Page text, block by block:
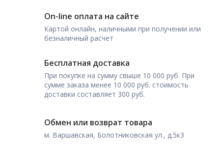
On-line оплата на сайте
Картой онлайн, наличными при получении или
безналичный расчет
Бесплатная доставка
При покупке на сумму свыше 10 000 руб. При
сумме заказа менее 10 000 руб. стоимость
доставки составляет 300 руб.
Обмен или возврат товара
м. Варшавская, Болотниковская ул., д.5к3